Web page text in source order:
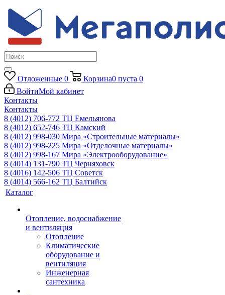
Отложенные 0 Корзина0 пуста 0
ВойтиМой кабинет
Контакты
Контакты
8 (4012) 706-772 ТЦ Емельянова
8 (4012) 652-746 ТЦ Камский
8 (4012) 998-030 Мира «Строительные материалы»
8 (4012) 998-225 Мира «Отделочные материалы»
8 (4012) 998-167 Мира «Электрооборудование»
8 (4014) 131-790 ТЦ Черняховск
8 (4016) 142-506 ТЦ Советск
8 (4014) 566-162 ТЦ Балтийск
Каталог
Отопление, водоснабжение
и вентиляция
Отопление
Климатические
оборудование и
вентиляция
Инженерная
сантехника